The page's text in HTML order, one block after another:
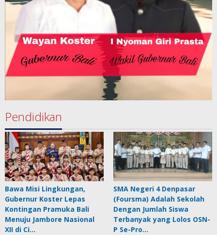
Pendidikan
Bawa Misi Lingkungan,
Gubernur Koster Lepas
Kontingan Pramuka Bali
Menuju Jambore Nasional
XII di Ci…
SMA Negeri 4 Denpasar
(Foursma) Adalah Sekolah
Dengan Jumlah Siswa
Terbanyak yang Lolos OSN-
P Se-Pro…